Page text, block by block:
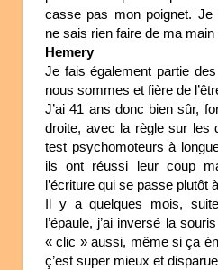
casse pas mon poignet. Je
ne sais rien faire de ma main
Hemery
Je fais également partie
nous sommes et fière de
J’ai 41 ans donc bien sûr,
droite, avec la règle sur les
test psychomoteurs à
ils ont réussi leur coup
l’écriture qui se passe plutôt
Il y a quelques mois,
l’épaule, j’ai inversé la
« clic » aussi, même si ça
ç’est super mieux et